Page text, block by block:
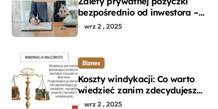
bezpośrednio od inwestora –
dlaczego warto?
wrz 2 , 2025
Biznes
Koszty windykacji: Co warto
wiedzieć zanim zdecydujesz
się na odzyskanie długu?
wrz 2 , 2025